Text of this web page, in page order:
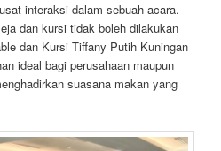
interaksi dalam sebuah acara.
dan kursi tidak boleh dilakukan
dan Kursi Tiffany Putih Kuningan
ideal bagi perusahaan maupun
suasana makan yang